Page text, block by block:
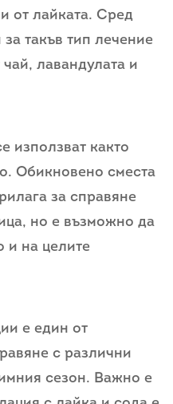
от лайката. Сред
такъв тип лечение
лавандулата и
използват както
Обикновено сместа
за справяне
но е възможно да
и на целите
е един от
с различни
сезон. Важно е